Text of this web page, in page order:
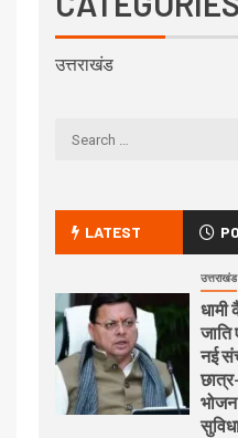
उत्तराखंड
LATEST
उत्तराखंड
धामी
जाति
नई
भोजन